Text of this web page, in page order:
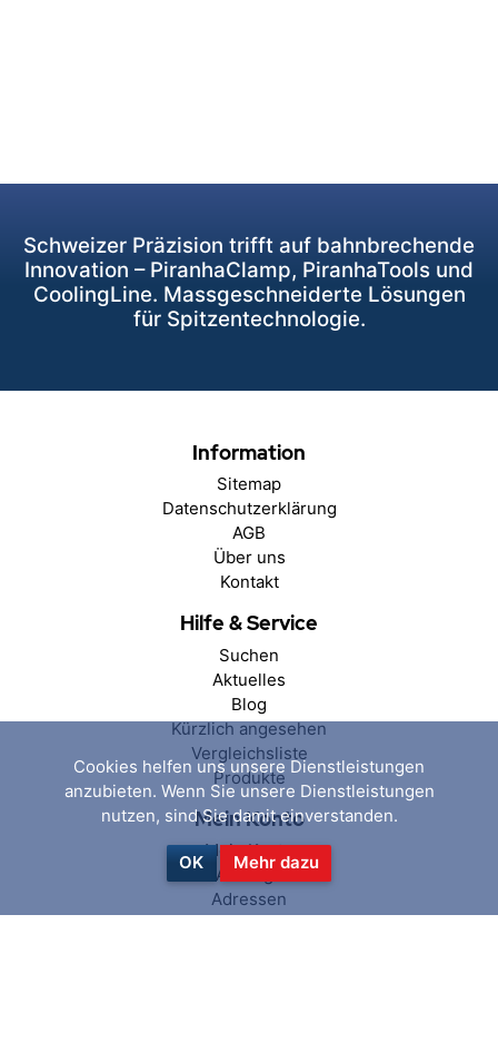
Schweizer Präzision trifft auf bahnbrechende
Innovation – PiranhaClamp, PiranhaTools und
CoolingLine. Massgeschneiderte Lösungen
für Spitzentechnologie.
Information
Sitemap
Datenschutzerklärung
AGB
Über uns
Kontakt
Hilfe & Service
Suchen
Aktuelles
Blog
Kürzlich angesehen
Vergleichsliste
Produkte
Mein Konto
Mein Konto
Aufträge
Adressen
Cookies helfen uns unsere Dienstleistungen
anzubieten. Wenn Sie unsere Dienstleistungen
nutzen, sind Sie damit einverstanden.
OK Mehr dazu